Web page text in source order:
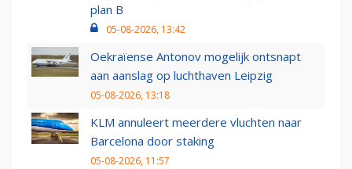
plan B
05-08-2026, 13:42
Oekraïense Antonov mogelijk ontsnapt
aan aanslag op luchthaven Leipzig
05-08-2026, 13:18
KLM annuleert meerdere vluchten naar
Barcelona door staking
05-08-2026, 11:57